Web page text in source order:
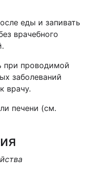
еды и запивать
врачебного
при проводимой
заболеваний
врачу.
печени (см.